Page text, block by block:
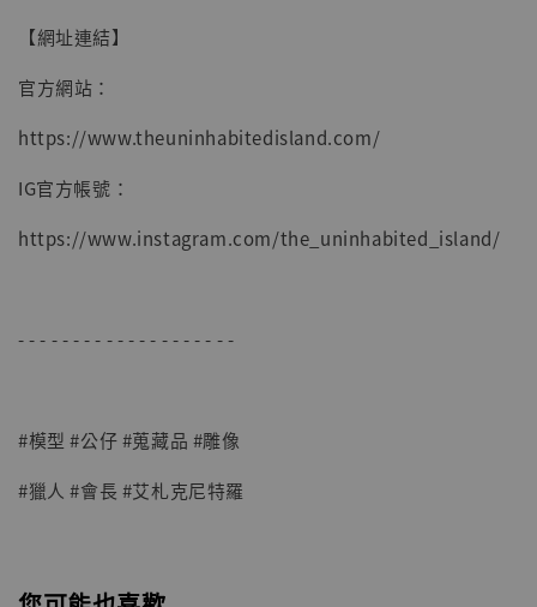
【網址連結】
官方網站：
https://www.theuninhabitedisland.com/
IG官方帳號：
https://www.instagram.com/the_uninhabited_island/
- - - - - - - - - - - - - - - - - - - -
#模型 #公仔 #蒐藏品 #雕像
#獵人 #會長 #艾札克尼特羅